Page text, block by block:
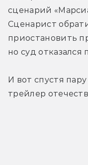
сценарий
Сценарист
приостановить
но суд отказался
И вот спустя
трейлер